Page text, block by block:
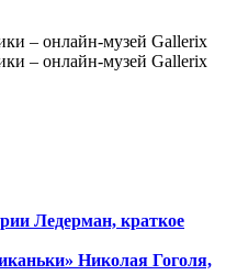
Ледерман, краткое
Николая Гоголя,